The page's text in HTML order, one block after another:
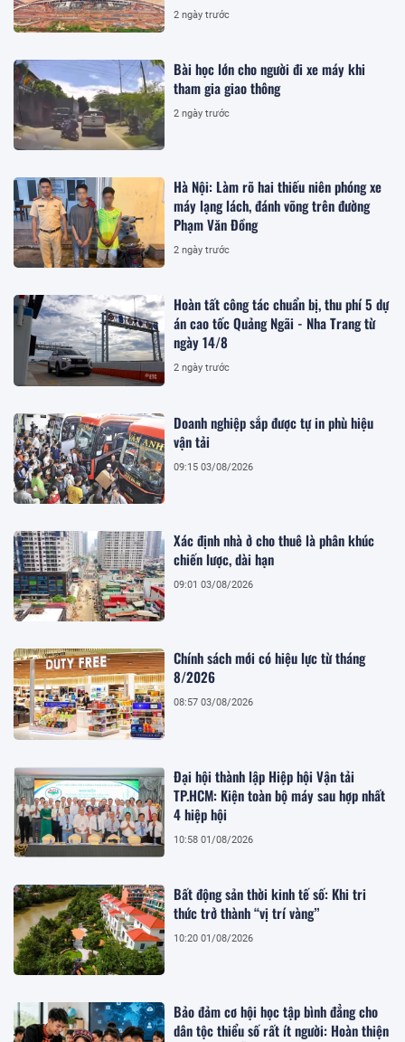
2 ngày trước
Bài học lớn cho người đi xe máy khi
tham gia giao thông
2 ngày trước
Hà Nội: Làm rõ hai thiếu niên phóng xe
máy lạng lách, đánh võng trên đường
Phạm Văn Đồng
2 ngày trước
Hoàn tất công tác chuẩn bị, thu phí 5 dự
án cao tốc Quảng Ngãi - Nha Trang từ
ngày 14/8
2 ngày trước
Doanh nghiệp sắp được tự in phù hiệu
vận tải
09:15 03/08/2026
Xác định nhà ở cho thuê là phân khúc
chiến lược, dài hạn
09:01 03/08/2026
Chính sách mới có hiệu lực từ tháng
8/2026
08:57 03/08/2026
Đại hội thành lập Hiệp hội Vận tải
TP.HCM: Kiện toàn bộ máy sau hợp nhất
4 hiệp hội
10:58 01/08/2026
Bất động sản thời kinh tế số: Khi tri
thức trở thành “vị trí vàng”
10:20 01/08/2026
Bảo đảm cơ hội học tập bình đẳng cho
dân tộc thiểu số rất ít người: Hoàn thiện